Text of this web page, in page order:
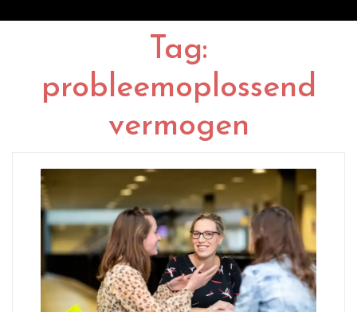
Button
Tag:
probleemoplossend
vermogen